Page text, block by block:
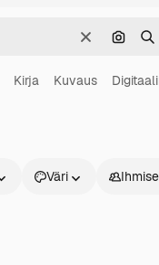
SelkeäHae
Kirja Kuvaus
Väri